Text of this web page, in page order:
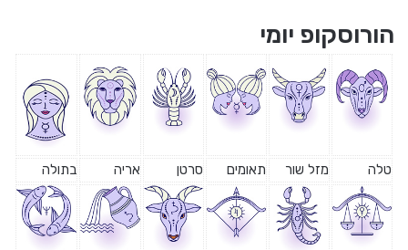
הורוסקופ יומי
טלה מזל שור תאומים סרטן אריה בתולה